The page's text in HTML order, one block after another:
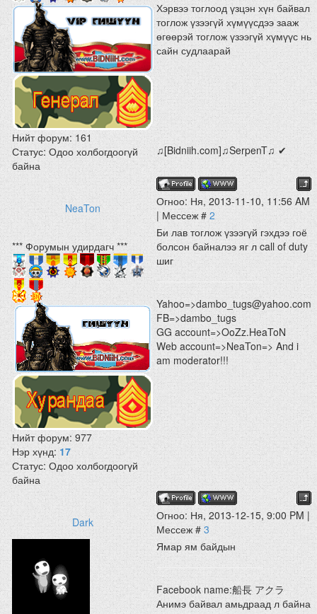
Нийт форум:161
Статус:Одоо холбогдоогүй
байна
Хэрвээ тоглоод үзцэн хүн байвал
тоглож үзээгүй хүмүүсдээ зааж
өгөөрэй тоглож үзээгүй хүмүүс нь
сайн судлаарай
♫[Bidniih.com]♫SerpenT♫ ✔
NeaTon
Огноо: Ня, 2013-11-10, 11:56 AM
| Мессеж #2
*** Форумын удирдагч ***
Нийт форум:977
Нэр хүнд:17
Статус:Одоо холбогдоогүй
байна
Би лав тоглож үзээгүй гэхдээ гоё
болсон байналээ яг л call of duty
шиг
Yahoo=>dambo_tugs@yahoo.com
FB=>dambo_tugs
GG account=>OoZz.HeaToN
Web account=>NeaTon=> And i
am moderator!!!
Dark
Огноо: Ня, 2013-12-15, 9:00 PM |
Мессеж #3
Ямар ям байдын
Facebook name:船長 アクラ
Анимэ байвал амьдраад л байна